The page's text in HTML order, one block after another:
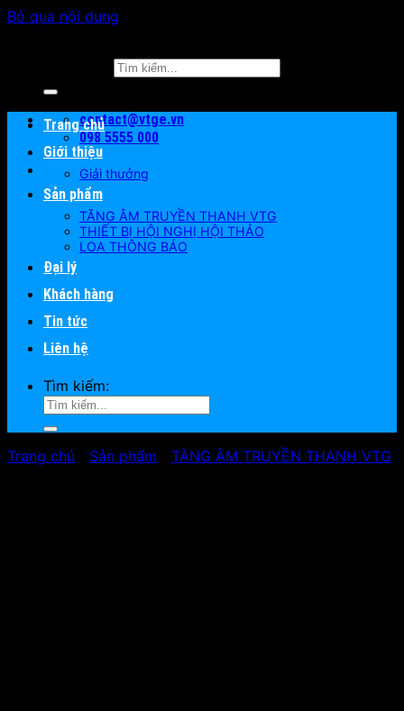
Bỏ qua nội dung
contact@vtge.vn
098 5555 000
Trang chủ
Giới thiệu
Giải thưởng
Sản phẩm
TĂNG ÂM TRUYỀN THANH VTG
THIẾT BỊ HỘI NGHỊ HỘI THẢO
LOA THÔNG BÁO
Đại lý
Khách hàng
Tin tức
Liên hệ
Tìm kiếm:
Trang chủ Sản phẩm TĂNG ÂM TRUYỀN THANH VTG